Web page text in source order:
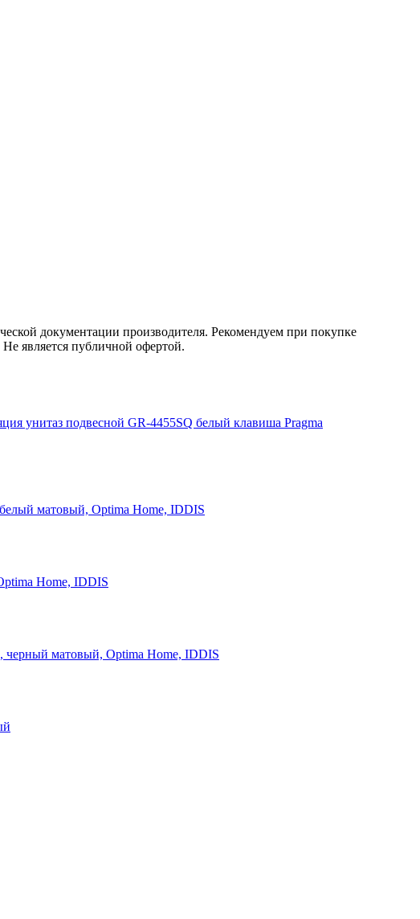
документации производителя. Рекомендуем при покупке
является публичной офертой.
унитаз подвесной GR-4455SQ белый клавиша Pragma
матовый, Optima Home, IDDIS
Home, IDDIS
матовый, Optima Home, IDDIS